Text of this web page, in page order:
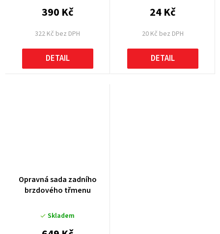
322 Kč bez DPH
390 Kč
DETAIL
20 Kč bez DPH
24 Kč
DETAIL
Opravná sada zadního
brzdového třmenu
Skladem